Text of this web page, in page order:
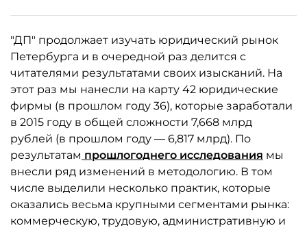
"ДП" продолжает изучать юридический рынок
Петербурга и в очередной раз делится с
читателями результатами своих изысканий. На
этот раз мы нанесли на карту 42 юридические
фирмы (в прошлом году 36), которые заработали
в 2015 году в общей сложности 7,668 млрд
рублей (в прошлом году — 6,817 млрд). По
результатам прошлогоднего исследования мы
внесли ряд изменений в методологию. В том
числе выделили несколько практик, которые
оказались весьма крупными сегментами рынка:
коммерческую, трудовую, административную и